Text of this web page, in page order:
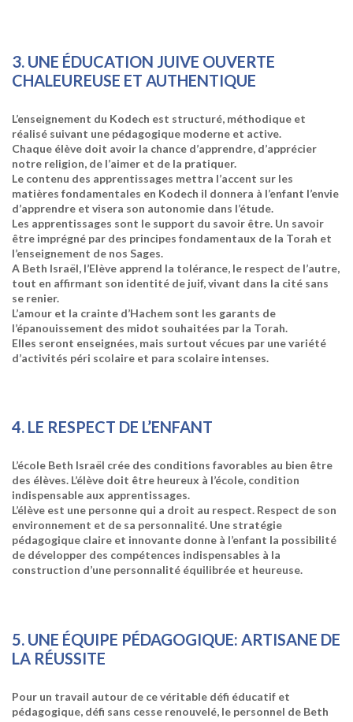
3. UNE ÉDUCATION JUIVE OUVERTE
CHALEUREUSE ET AUTHENTIQUE
L’enseignement du Kodech est structuré, méthodique et
réalisé suivant une pédagogique moderne et active.
Chaque élève doit avoir la chance d’apprendre, d’apprécier
notre religion, de l’aimer et de la pratiquer.
Le contenu des apprentissages mettra l’accent sur les
matières fondamentales en Kodech il donnera à l’enfant l’envie
d’apprendre et visera son autonomie dans l’étude.
Les apprentissages sont le support du savoir être. Un savoir
être imprégné par des principes fondamentaux de la Torah et
l’enseignement de nos Sages.
A Beth Israël, l’Elève apprend la tolérance, le respect de l’autre,
tout en affirmant son identité de juif, vivant dans la cité sans
se renier.
L’amour et la crainte d’Hachem sont les garants de
l’épanouissement des midot souhaitées par la Torah.
Elles seront enseignées, mais surtout vécues par une variété
d’activités péri scolaire et para scolaire intenses.
4. LE RESPECT DE L’ENFANT
L’école Beth Israël crée des conditions favorables au bien être
des élèves. L’élève doit être heureux à l’école, condition
indispensable aux apprentissages.
L’élève est une personne qui a droit au respect. Respect de son
environnement et de sa personnalité. Une stratégie
pédagogique claire et innovante donne à l’enfant la possibilité
de développer des compétences indispensables à la
construction d’une personnalité équilibrée et heureuse.
5. UNE ÉQUIPE PÉDAGOGIQUE: ARTISANE DE
LA RÉUSSITE
Pour un travail autour de ce véritable défi éducatif et
pédagogique, défi sans cesse renouvelé, le personnel de Beth